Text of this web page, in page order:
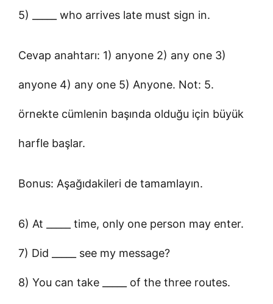
5) _____ who arrives late must sign in.
Cevap anahtarı: 1) anyone 2) any one 3)
anyone 4) any one 5) Anyone. Not: 5.
örnekte cümlenin başında olduğu için büyük
harfle başlar.
Bonus: Aşağıdakileri de tamamlayın.
6) At _____ time, only one person may enter.
7) Did _____ see my message?
8) You can take _____ of the three routes.